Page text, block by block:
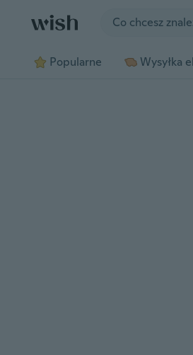
Popularne Wysyłka